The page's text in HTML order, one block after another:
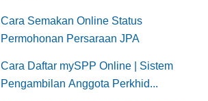
Cara Semakan Online Status
Permohonan Persaraan JPA
Cara Daftar mySPP Online | Sistem
Pengambilan Anggota Perkhid...